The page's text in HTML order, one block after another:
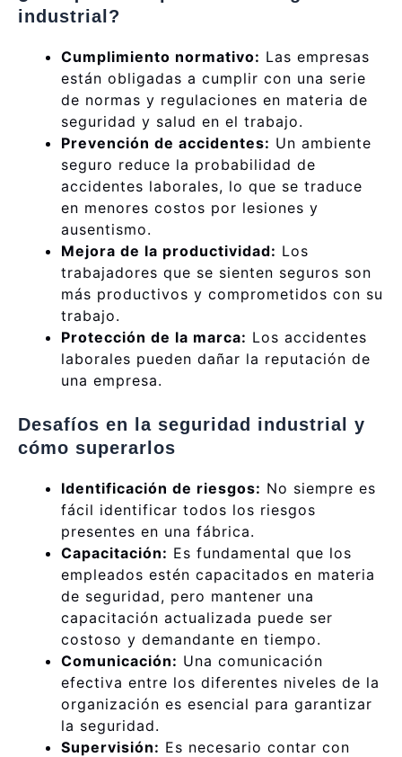
industrial?
Cumplimiento normativo: Las empresas
están obligadas a cumplir con una serie
de normas y regulaciones en materia de
seguridad y salud en el trabajo.
Prevención de accidentes: Un ambiente
seguro reduce la probabilidad de
accidentes laborales, lo que se traduce
en menores costos por lesiones y
ausentismo.
Mejora de la productividad: Los
trabajadores que se sienten seguros son
más productivos y comprometidos con su
trabajo.
Protección de la marca: Los accidentes
laborales pueden dañar la reputación de
una empresa.
Desafíos en la seguridad industrial y
cómo superarlos
Identificación de riesgos: No siempre es
fácil identificar todos los riesgos
presentes en una fábrica.
Capacitación: Es fundamental que los
empleados estén capacitados en materia
de seguridad, pero mantener una
capacitación actualizada puede ser
costoso y demandante en tiempo.
Comunicación: Una comunicación
efectiva entre los diferentes niveles de la
organización es esencial para garantizar
la seguridad.
Supervisión: Es necesario contar con